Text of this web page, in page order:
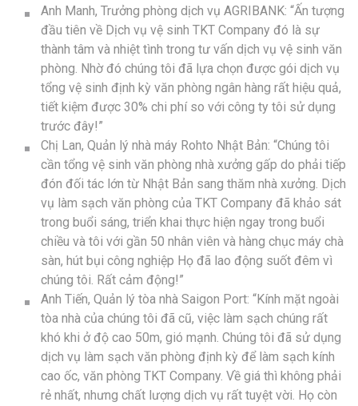
Anh Manh, Trưởng phòng dịch vụ AGRIBANK: “Ấn tượng
đầu tiên về Dịch vụ vệ sinh TKT Company đó là sự
thành tâm và nhiệt tình trong tư vấn dịch vụ vệ sinh văn
phòng. Nhờ đó chúng tôi đã lựa chọn được gói dịch vụ
tổng vệ sinh định kỳ văn phòng ngân hàng rất hiệu quả,
tiết kiệm được 30% chi phí so với công ty tôi sử dụng
trước đây!”
Chị Lan, Quản lý nhà máy Rohto Nhật Bản: “Chúng tôi
cần tổng vệ sinh văn phòng nhà xưởng gấp do phải tiếp
đón đối tác lớn từ Nhật Bản sang thăm nhà xưởng. Dịch
vụ làm sạch văn phòng của TKT Company đã khảo sát
trong buổi sáng, triển khai thực hiện ngay trong buổi
chiều và tôi với gần 50 nhân viên và hàng chục máy chà
sàn, hút bụi công nghiệp Họ đã lao động suốt đêm vì
chúng tôi. Rất cảm động!”
Anh Tiến, Quản lý tòa nhà Saigon Port: “Kính mặt ngoài
tòa nhà của chúng tôi đã cũ, việc làm sạch chúng rất
khó khi ở độ cao 50m, gió mạnh. Chúng tôi đã sử dụng
dịch vụ làm sạch văn phòng định kỳ để làm sạch kính
cao ốc, văn phòng TKT Company. Về giá thì không phải
rẻ nhất, nhưng chất lượng dịch vụ rất tuyệt vời. Họ còn